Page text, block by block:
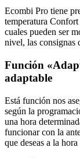
Ecombi Pro tiene
temperatura
cuales pueden ser
nivel, las consignas
Función
adaptable
Está función nos
según la
una hora
funcionar con la
que deseas a la